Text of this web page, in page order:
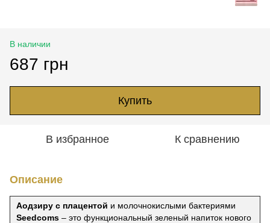
В наличии
687 грн
Купить
В избранное К сравнению
Описание
Аодзиру с плацентой и молочнокислыми бактериями
Seedcoms – это функциональный зеленый напиток нового